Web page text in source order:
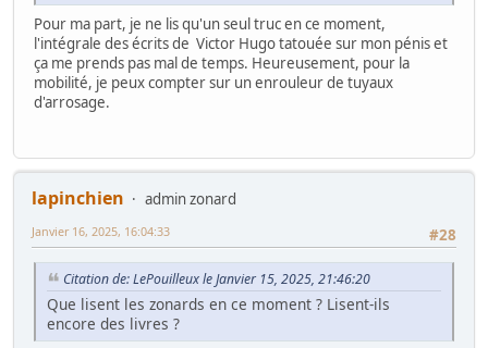
Pour ma part, je ne lis qu'un seul truc en ce moment,
l'intégrale des écrits de Victor Hugo tatouée sur mon pénis et
ça me prends pas mal de temps. Heureusement, pour la
mobilité, je peux compter sur un enrouleur de tuyaux
d'arrosage.
lapinchien
admin zonard
#28
Janvier 16, 2025, 16:04:33
Citation de: LePouilleux le Janvier 15, 2025, 21:46:20
Que lisent les zonards en ce moment ? Lisent-ils
encore des livres ?